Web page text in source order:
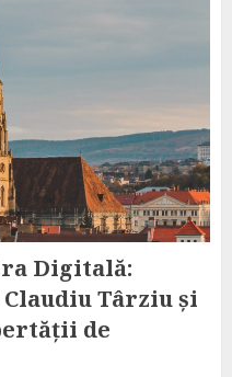
Digitală:
Târziu și
de